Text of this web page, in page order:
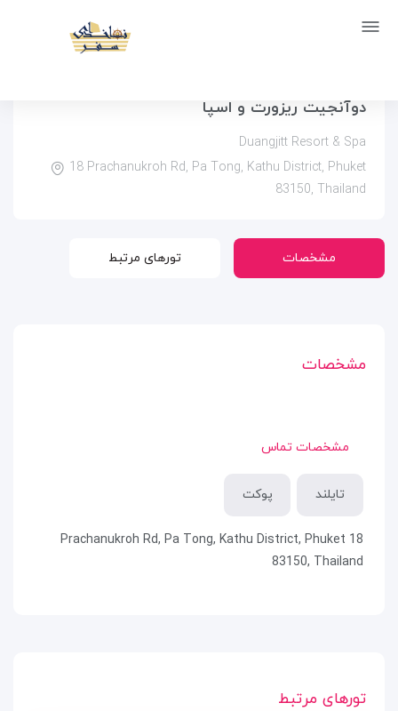
صفحه اصلی دوآنجیت ریزورت و اسپا
دوآنجیت ریزورت و اسپا
Duangjitt Resort & Spa
18 Prachanukroh Rd, Pa Tong, Kathu District, Phuket
83150, Thailand
مشخصات تورهای مرتبط
مشخصات
مشخصات تماس
تایلند پوکت
18 Prachanukroh Rd, Pa Tong, Kathu District, Phuket
83150, Thailand
تورهای مرتبط